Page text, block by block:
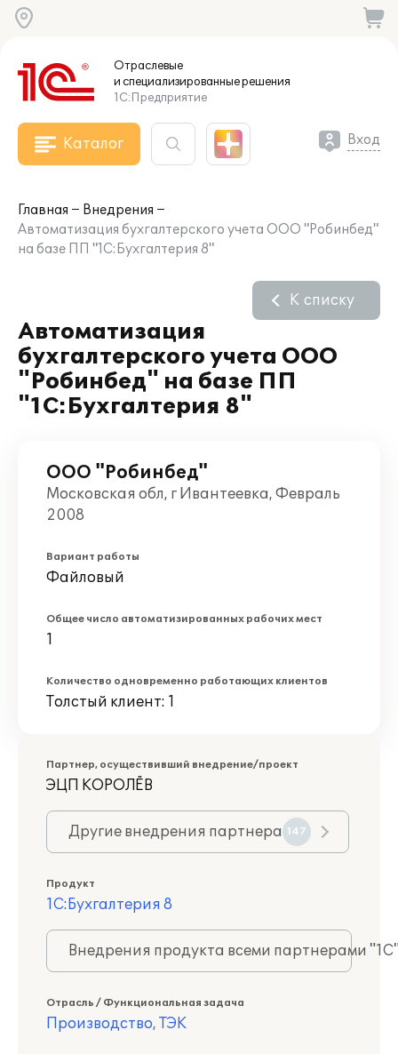
Отраслевые
и специализированныерешения
1С:Предприятие
Каталог Вход
Главная
Внедрения
Автоматизация бухгалтерского учета ООО "Робинбед"
на базе ПП "1С:Бухгалтерия 8"
Автоматизация
бухгалтерского учета ООО
"Робинбед" на базе ПП
"1С:Бухгалтерия 8"
К списку
ООО "Робинбед"
Московская обл, г Ивантеевка, Февраль
2008
Вариант работы
Файловый
Общее число автоматизированных рабочих мест
1
Количество одновременно работающих клиентов
Толстый клиент: 1
Партнер, осуществивший внедрение/проект
ЭЦП КОРОЛЁВ
Другие внедрения партнера 147
Продукт
1С:Бухгалтерия 8
Внедрения продукта всеми партнерами
Отрасль / Функциональная задача
Производство, ТЭК